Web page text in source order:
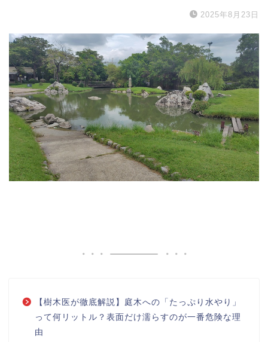
2025年8月23日
【樹木医が徹底解説】庭木への「たっぷり水やり」
って何リットル？表面だけ濡らすのが一番危険な理
由